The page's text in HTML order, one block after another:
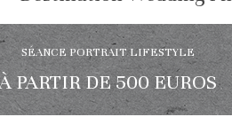
SÉANCE PORTRAIT LIFESTYLE
PARTIR DE 500 EUROS